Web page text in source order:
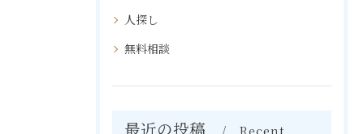
人探し
無料相談
最近の投稿
Recent